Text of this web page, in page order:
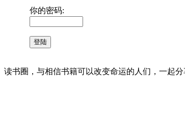
你的密码:
读书圈，与相信书籍可以改变命运的人们，一起